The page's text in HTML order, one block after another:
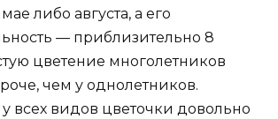
либо августа, а его
— приблизительно 8
цветение многолетников
чем у однолетников.
всех видов цветочки довольно